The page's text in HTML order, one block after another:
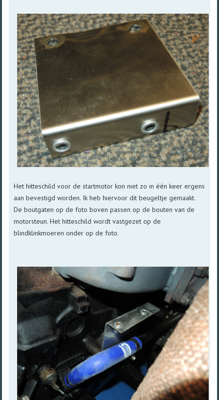
Het hitteschild voor de startmotor kon niet zo in één keer ergens
aan bevestigd worden. Ik heb hiervoor dit beugeltje gemaakt.
De boutgaten op de foto boven passen op de bouten van de
motorsteun. Het hitteschild wordt vastgezet op de
blindklinkmoeren onder op de foto.